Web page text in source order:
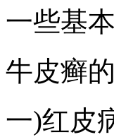
一些基
牛皮癣
一)红皮